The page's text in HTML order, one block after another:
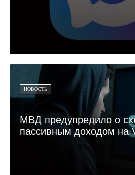
НОВОСТЬ
МВД предупредило о
пассивным доходом на